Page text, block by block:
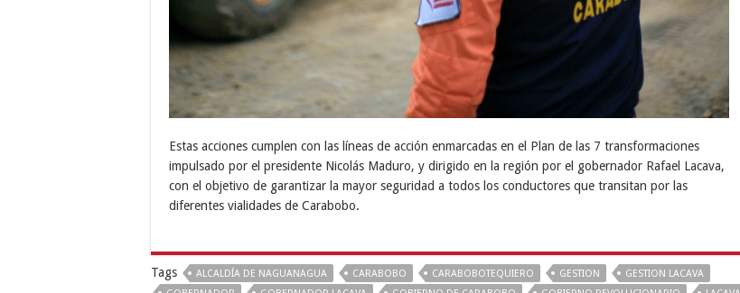
Estas acciones cumplen con las líneas de acción enmarcadas en el Plan de las 7 transformaciones
impulsado por el presidente Nicolás Maduro, y dirigido en la región por el gobernador Rafael Lacava,
con el objetivo de garantizar la mayor seguridad a todos los conductores que transitan por las
diferentes vialidades de Carabobo.
Tags ALCALDÍA DE NAGUANAGUA CARABOBO CARABOBOTEQUIERO GESTION
GESTION LACAVA